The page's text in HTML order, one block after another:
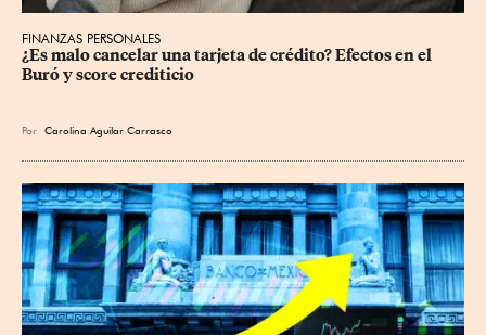
FINANZAS PERSONALES
¿Es malo cancelar una tarjeta de crédito? Efectos en el
Buró y score crediticio
Por Carolina Aguilar Carrasco